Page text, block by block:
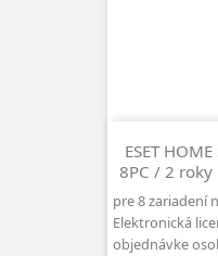
ESET
8PC / 2 roky
pre 8 zariadení
Elektronická
objednávke